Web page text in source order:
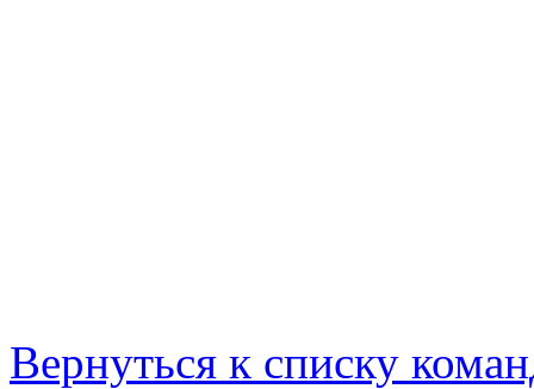
Вернуться к списку